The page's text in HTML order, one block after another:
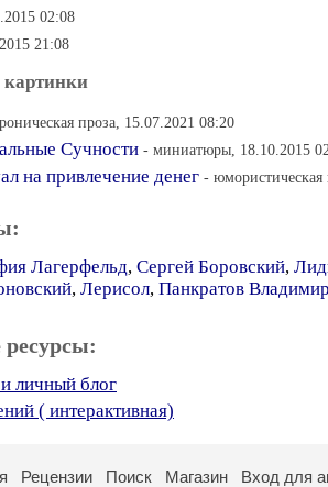
02:08
21:08
проза, 15.07.2021 08:20
Сучности - миниатюры, 18.10.2015
на привлечение денег - юмористическая
Лагерфельд, Сергей Боровский,
, Лерисол, Панкратов Владимир
личный блог
( интерактивная)
Рецензии Поиск Магазин Вход для